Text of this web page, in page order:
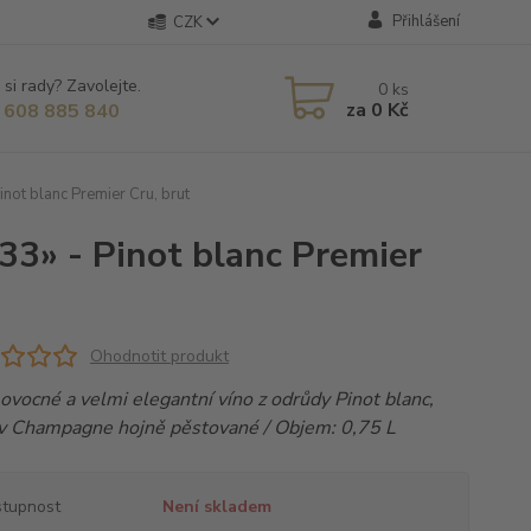
CZK Přihlášení
rady? Zavolejte.
885 840
0 ks
za 0 Kč
blanc Premier Cru, brut
- Pinot blanc Premier
Ohodnotit produkt
a velmi elegantní víno z odrůdy Pinot blanc,
Champagne hojně pěstované / Objem: 0,75 L
Není skladem